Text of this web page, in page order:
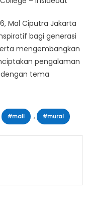
Mal Ciputra Jakarta
bagi generasi
mengembangkan
pengalaman
tema
#mall , #mural